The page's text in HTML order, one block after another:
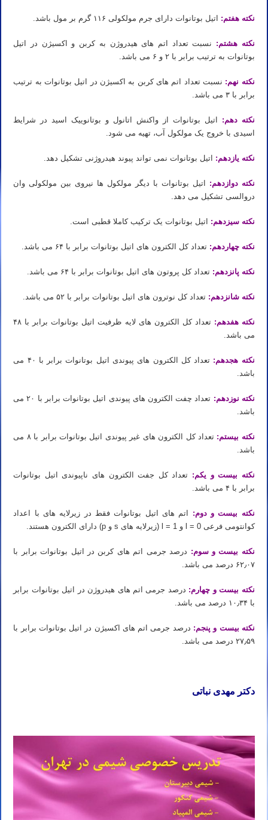
نکته هفتم: اتیل بوتانوات دارای جرم مولکولی ۱۱۶ گرم بر مول باشد.
نکته هشتم: نسبت تعداد اتم های هیدروژن به کربن و اکسیژن در اتیل
بوتانوات به ترتیب برابر با ۲ و ۶ می باشد.
نکته نهم: نسبت تعداد اتم های کربن به اکسیژن در اتیل بوتانوات به ترتیب
برابر با ۳ می باشد.
نکته دهم: اتیل بوتانوات از واکنش اتانول و بوتانوییک اسید در شرایط
اسیدی با خروج یک مولکول آب، تهیه می شود.
نکته یازدهم: اتیل بوتانوات نمی تواند پیوند هیدروژنی تشکیل دهد.
نکته دوازدهم: اتیل بوتانوات با دیگر مولکول ها نیروی بین مولکولی وان
دروالسی تشکیل می دهد.
نکته سیزدهم: اتیل بوتانوات یک ترکیب کاملا قطبی است.
نکته چهاردهم: تعداد کل الکترون های اتیل بوتانوات برابر با ۶۴ می باشد.
نکته پانزدهم: تعداد کل پروتون های اتیل بوتانوات برابر با ۶۴ می باشد.
نکته شانزدهم: تعداد کل نوترون های اتیل بوتانوات برابر با ۵۲ می باشد.
نکته هفدهم:
تعداد کل الکترون های لایه ظرفیت اتیل بوتانوات برابر با ۴۸
می باشد.
نکته هجدهم:
تعداد کل الکترون های پیوندی اتیل بوتانوات برابر با ۴۰ می
باشد.
نکته نوزدهم:
تعداد چفت الکترون های پیوندی اتیل بوتانوات برابر با ۲۰ می
باشد.
نکته بیستم:
تعداد کل الکترون های غیر پیوندی اتیل بوتانوات برابر با ۸ می
باشد.
نکته بیست و یکم: تعداد کل جفت الکترون های ناپیوندی اتیل بوتانوات
برابر با ۴ می باشد.
نکته بیست و دوم: اتم های اتیل بوتانوات فقط در زیرلایه های با اعداد
کوانتومی فرعی l = 0 و l = 1 (زیرلایه های s و p) دارای الکترون هستند.
نکته بیست و سوم: درصد جرمی اتم های کربن در اتیل بوتانوات برابر با
۶۲٫۰۷ درصد می باشد.
نکته بیست و چهارم: درصد جرمی اتم های هیدروژن در اتیل بوتانوات برابر
با ۱۰٫۳۴ درصد می باشد.
نکته بیست و پنجم: درصد جرمی اتم های اکسیژن در اتیل بوتانوات برابر با
۲۷٫۵۹ درصد می باشد.
دکتر مهدی نباتی